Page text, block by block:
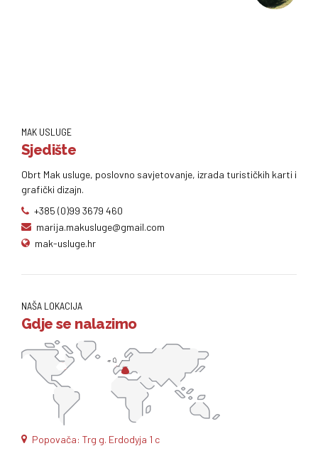
MAK USLUGE
Sjedište
Obrt Mak usluge, poslovno savjetovanje, izrada turističkih karti i
grafički dizajn.
+385 (0)99 3679 460
marija.makusluge@gmail.com
mak-usluge.hr
NAŠA LOKACIJA
Gdje se nalazimo
Popovača: Trg g. Erdodyja 1 c